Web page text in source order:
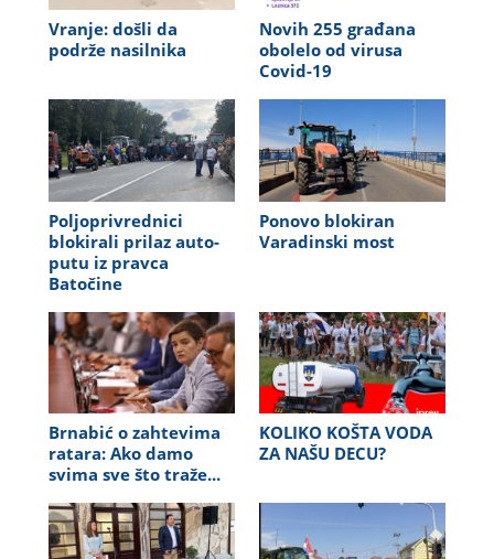
Vranje: došli da
podrže nasilnika
Novih 255 građana
obolelo od virusa
Covid-19
Poljoprivrednici
blokirali prilaz auto-
putu iz pravca
Batočine
Ponovo blokiran
Varadinski most
Brnabić o zahtevima
ratara: Ako damo
svima sve što traže...
KOLIKO KOŠTA VODA
ZA NAŠU DECU?